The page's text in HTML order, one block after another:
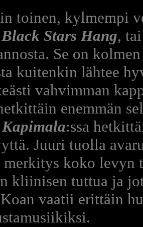
toinen, kylmempi
Stars Hang,
Se on
kuitenkin lähtee
vahvimman
enemmän
Kapimala:ssa
Juuri tuolla
merkitys koko levyn
kliinisen tuttua ja
vaatii erittäin